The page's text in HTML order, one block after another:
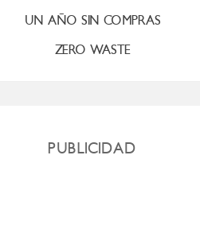
UN AÑO SIN COMPRAS
ZERO WASTE
PUBLICIDAD